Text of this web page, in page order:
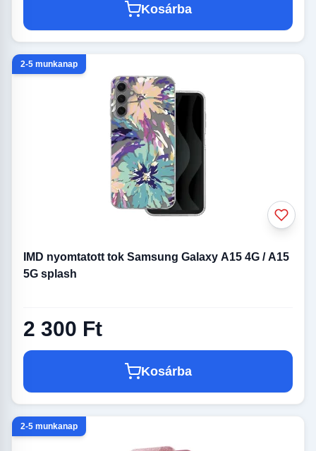
Kosárba
2-5 munkanap
IMD nyomtatott tok Samsung Galaxy A15 4G / A15
5G splash
2 300 Ft
Kosárba
2-5 munkanap